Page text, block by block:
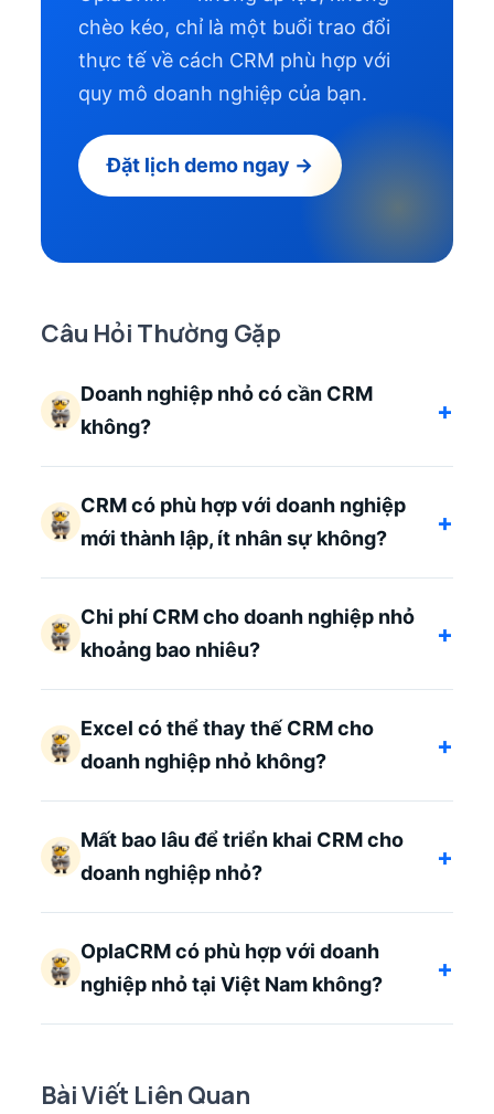
chèo kéo, chỉ là một buổi trao đổi
thực tế về cách CRM phù hợp với
quy mô doanh nghiệp của bạn.
Đặt lịch demo ngay →
Câu Hỏi Thường Gặp
Doanh nghiệp nhỏ có cần CRM
không?
+
CRM có phù hợp với doanh nghiệp
mới thành lập, ít nhân sự không?
+
Chi phí CRM cho doanh nghiệp nhỏ
khoảng bao nhiêu?
+
Excel có thể thay thế CRM cho
doanh nghiệp nhỏ không?
+
Mất bao lâu để triển khai CRM cho
doanh nghiệp nhỏ?
+
OplaCRM có phù hợp với doanh
nghiệp nhỏ tại Việt Nam không?
+
Bài Viết Liên Quan